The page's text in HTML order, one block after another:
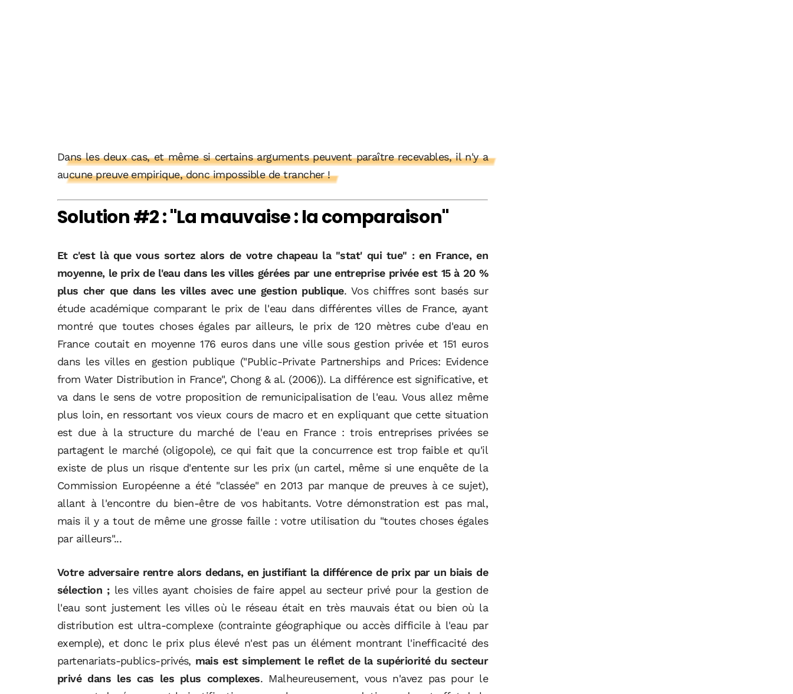
Dans les deux cas, et même si certains arguments peuvent paraître recevables, il n'y a
aucune preuve empirique, donc impossible de trancher !
Solution #2 : "La mauvaise : la comparaison"
Et c'est là que vous sortez alors de votre chapeau la "stat' qui tue" : en France, en
moyenne, le prix de l'eau dans les villes gérées par une entreprise privée est 15 à 20 %
plus cher que dans les villes avec une gestion publique. Vos chiffres sont basés sur
étude académique comparant le prix de l'eau dans différentes villes de France, ayant
montré que toutes choses égales par ailleurs, le prix de 120 mètres cube d'eau en
France coutait en moyenne 176 euros dans une ville sous gestion privée et 151 euros
dans les villes en gestion publique ("Public-Private Partnerships and Prices: Evidence
from Water Distribution in France", Chong & al. (2006)). La différence est significative, et
va dans le sens de votre proposition de remunicipalisation de l'eau. Vous allez même
plus loin, en ressortant vos vieux cours de macro et en expliquant que cette situation
est due à la structure du marché de l'eau en France : trois entreprises privées se
partagent le marché (oligopole), ce qui fait que la concurrence est trop faible et qu'il
existe de plus un risque d'entente sur les prix (un cartel, même si une enquête de la
Commission Européenne a été "classée" en 2013 par manque de preuves à ce sujet),
allant à l'encontre du bien-être de vos habitants. Votre démonstration est pas mal,
mais il y a tout de même une grosse faille : votre utilisation du "toutes choses égales
par ailleurs"...
Votre adversaire rentre alors dedans, en justifiant la différence de prix par un biais de
sélection ;les villes ayant choisies de faire appel au secteur privé pour la gestion de
l'eau sont justement les villes où le réseau était en très mauvais état ou bien où la
distribution est ultra-complexe (contrainte géographique ou accès difficile à l'eau par
exemple), et donc le prix plus élevé n'est pas un élément montrant l'inefficacité des
partenariats-publics-privés, mais est simplement le reflet de la supériorité du secteur
privé dans les cas les plus complexes. Malheureusement, vous n'avez pas pour le